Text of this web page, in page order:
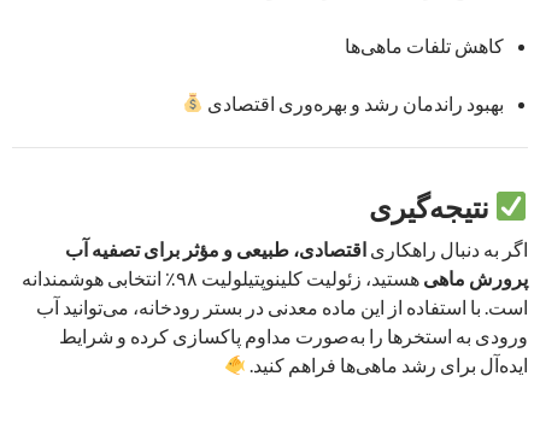
کاهش تلفات ماهی‌ها
بهبود راندمان رشد و بهره‌وری اقتصادی
نتیجه‌گیری
اگر به دنبال راهکاری اقتصادی، طبیعی و مؤثر برای تصفیه آب
پرورش ماهی
هستید، زئولیت کلینوپتیلولیت ۹۸٪ انتخابی هوشمندانه
است. با استفاده از این ماده معدنی در بستر رودخانه، می‌توانید آب
ورودی به استخرها را به‌صورت مداوم پاکسازی کرده و شرایط
ایده‌آل برای رشد ماهی‌ها فراهم کنید.